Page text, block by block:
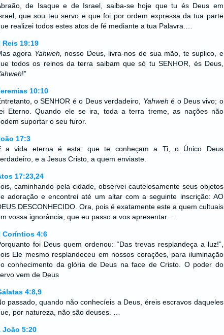
de Isaque e de Israel, saiba-se hoje que tu és Deus em
que sou teu servo e que foi por ordem expressa da tua parte
realizei todos estes atos de fé mediante a tua Palavra.…
Reis 19:19
agora Yahweh,
nosso Deus, livra-nos de sua mão, te suplico, e
todos os reinos da terra saibam que só tu SENHOR, és Deus,
!”
10:10
o SENHOR é o Deus verdadeiro, Yahweh é o Deus vivo; o
Eterno. Quando ele se ira, toda a terra treme, as nações não
suportar o seu furor.
17:3
a vida eterna é esta: que te conheçam a Ti, o Único Deus
e a Jesus Cristo, a quem enviaste.
17:23,24
caminhando pela cidade, observei cautelosamente seus objetos
adoração e encontrei até um altar com a seguinte inscrição: AO
DESCONHECIDO. Ora, pois é exatamente este a quem cultuais
vossa ignorância, que eu passo a vos apresentar. …
Coríntios 4:6
foi Deus quem ordenou: “Das trevas resplandeça a luz!”,
Ele mesmo resplandeceu em nossos corações, para iluminação
conhecimento da glória de Deus na face de Cristo. O poder do
vem de Deus
4:8,9
passado, quando não conhecíeis a Deus, éreis escravos daqueles
por natureza, não são deuses. …
João 5:20